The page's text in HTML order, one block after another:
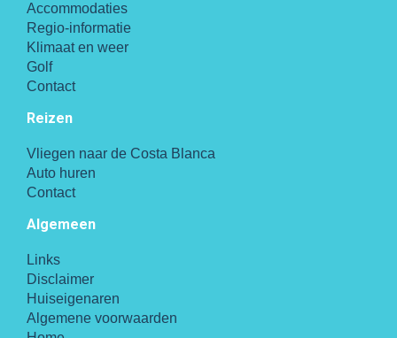
Accommodaties
Regio-informatie
Klimaat en weer
Golf
Contact
Reizen
Vliegen naar de Costa Blanca
Auto huren
Contact
Algemeen
Links
Disclaimer
Huiseigenaren
Algemene voorwaarden